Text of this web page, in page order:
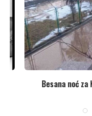
Besana noć za